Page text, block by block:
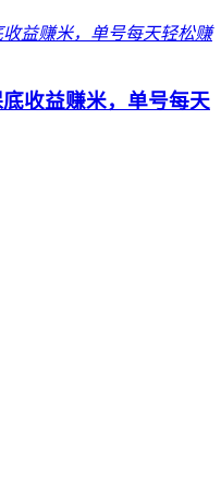
收益赚米，单号每天